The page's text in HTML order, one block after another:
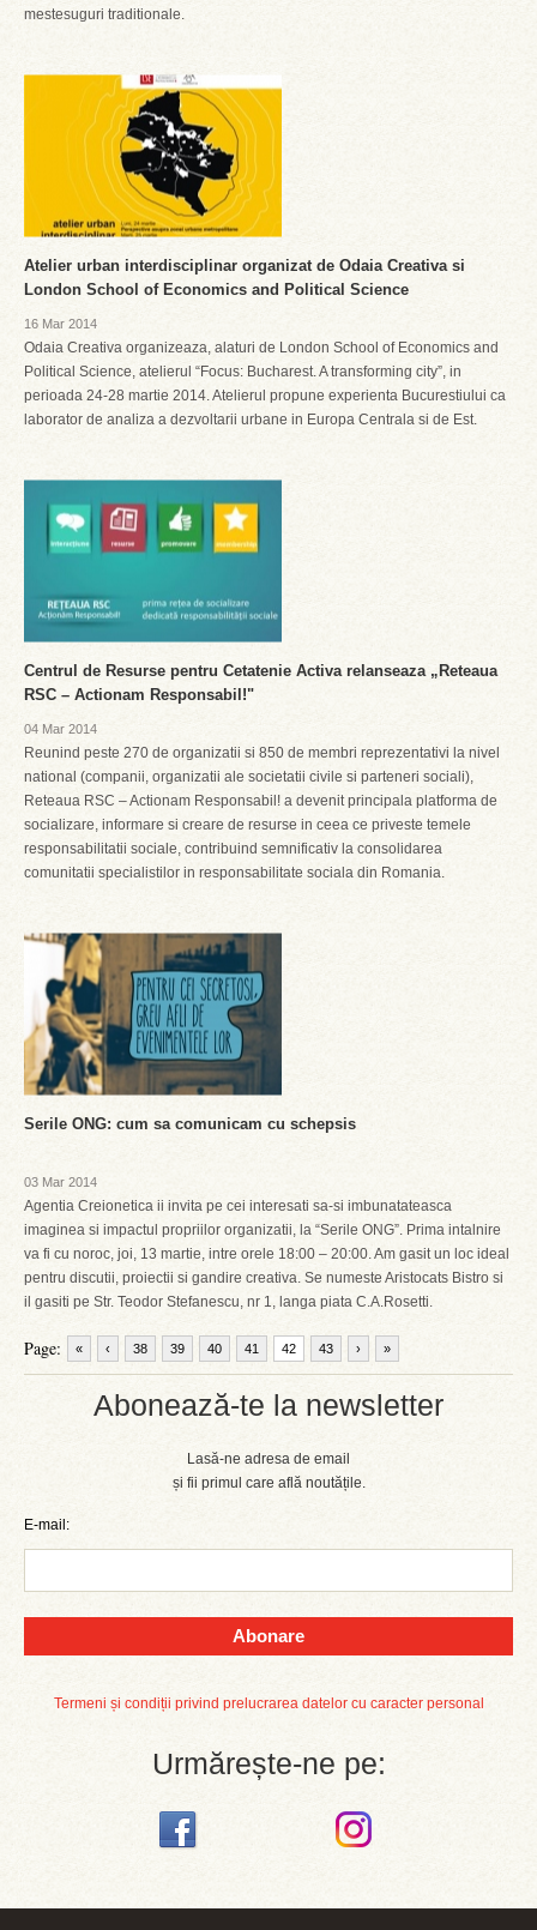
Abonează-te la newsletter
Lasă-ne adresa de email
și fii primul care află noutățile.
E-mail:
Abonare
Termeni și condiții privind prelucrarea datelor cu caracter personal
Urmărește-ne pe:
mestesuguri traditionale.
Atelier urban interdisciplinar organizat de Odaia Creativa si
London School of Economics and Political Science
16 Mar 2014
Odaia Creativa organizeaza, alaturi de London School of Economics and
Political Science, atelierul “Focus: Bucharest. A transforming city”, in
perioada 24-28 martie 2014. Atelierul propune experienta Bucurestiului ca
laborator de analiza a dezvoltarii urbane in Europa Centrala si de Est.
Centrul de Resurse pentru Cetatenie Activa relanseaza „Reteaua
RSC – Actionam Responsabil!"
04 Mar 2014
Reunind peste 270 de organizatii si 850 de membri reprezentativi la nivel
national (companii, organizatii ale societatii civile si parteneri sociali),
Reteaua RSC – Actionam Responsabil! a devenit principala platforma de
socializare, informare si creare de resurse in ceea ce priveste temele
responsabilitatii sociale, contribuind semnificativ la consolidarea
comunitatii specialistilor in responsabilitate sociala din Romania.
Serile ONG: cum sa comunicam cu schepsis
03 Mar 2014
Agentia Creionetica ii invita pe cei interesati sa-si imbunatateasca
imaginea si impactul propriilor organizatii, la “Serile ONG”. Prima intalnire
va fi cu noroc, joi, 13 martie, intre orele 18:00 – 20:00. Am gasit un loc ideal
pentru discutii, proiectii si gandire creativa. Se numeste Aristocats Bistro si
il gasiti pe Str. Teodor Stefanescu, nr 1, langa piata C.A.Rosetti.
Page: « ‹ 38 39 40 41 42 43 › »